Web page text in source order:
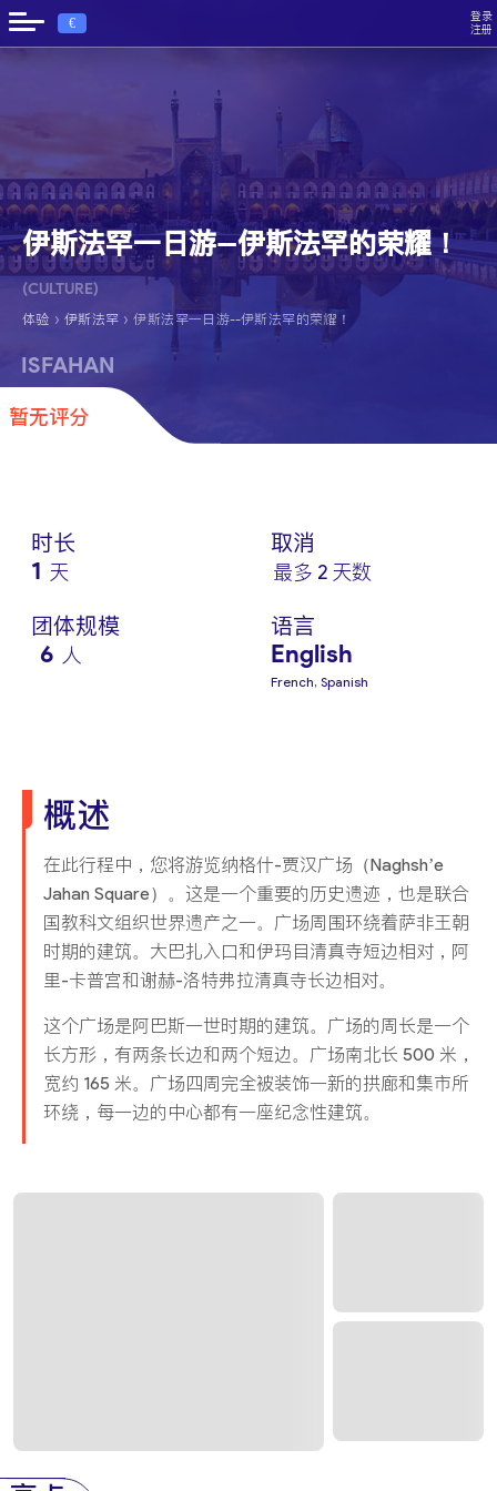
€
登录
注册
伊斯法罕一日游--伊斯法罕的荣耀！
(CULTURE)
体验 › 伊斯法罕 › 伊斯法罕一日游--伊斯法罕的荣耀！
暂无评分
ISFAHAN
时长
1 天
取消
最多 2 天数
团体规模
6 人
语言
English
French, Spanish
概述
在此行程中，您将游览纳格什-贾汉广场（Naghsh’e
Jahan Square）。这是一个重要的历史遗迹，也是联合
国教科文组织世界遗产之一。广场周围环绕着萨非王朝
时期的建筑。大巴扎入口和伊玛目清真寺短边相对，阿
里-卡普宫和谢赫-洛特弗拉清真寺长边相对。
这个广场是阿巴斯一世时期的建筑。广场的周长是一个
长方形，有两条长边和两个短边。广场南北长 500 米，
宽约 165 米。广场四周完全被装饰一新的拱廊和集市所
环绕，每一边的中心都有一座纪念性建筑。